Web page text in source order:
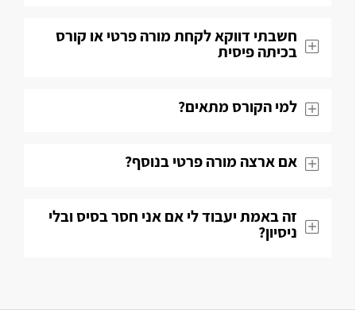
חשבתי דווקא לקחת מורה פרטי או קורס
בכיתה פיסית​
למי הקורס מתאים?
אם ארצה מורה פרטי בנוסף?
זה באמת יעבוד לי אם אני חסר בסיס ובלי
ניסיון?